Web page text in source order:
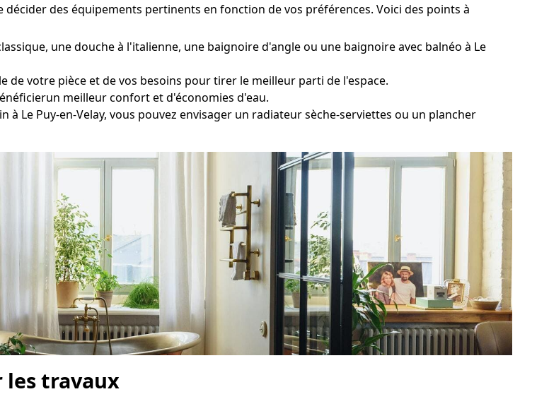
décider des équipements pertinents en fonction de vos préférences. Voici des points à
une douche à l'italienne, une baignoire d'angle ou une baignoire avec balnéo à Le
de votre pièce et de vos besoins pour tirer le meilleur parti de l'espace.
meilleur confort et d'économies d'eau.
Le Puy-en-Velay, vous pouvez envisager un radiateur sèche-serviettes ou un plancher
les travaux